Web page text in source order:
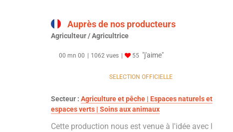
Auprès de nos producteurs
Agriculteur / Agricultrice
00 mn 00 1062 vues 55 "j'aime"
SELECTION OFFICIELLE
Secteur : Agriculture et pêche | Espaces naturels et
espaces verts | Soins aux animaux
Cette production nous est venue à l'idée avec l